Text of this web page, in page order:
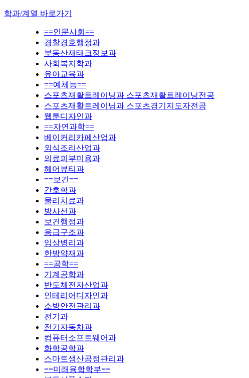
학과/계열 바로가기
==인문사회==
경찰경호행정과
부동산재태크정보과
사회복지학과
유아교육과
==예체능==
스포츠재활트레이닝과 스포츠재활트레이닝전공
스포츠재활트레이닝과 스포츠경기지도자전공
웹툰디자인과
==자연과학==
베이커리카페산업과
외식조리산업과
의료피부미용과
헤어뷰티과
==보건==
간호학과
물리치료과
방사선과
보건행정과
응급구조과
임상병리과
한방약재과
==공학==
기계공학과
반도체전자산업과
인테리어디자인과
소방안전관리과
전기과
전기자동차과
컴퓨터소프트웨어과
화학공학과
스마트생산공정관리과
==미래융합학부==